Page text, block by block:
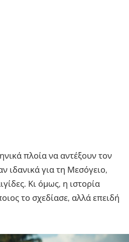
πλοία να αντέξουν τον
ιδανικά για τη Μεσόγειο,
Κι όμως, η ιστορία
το σχεδίασε, αλλά επειδή